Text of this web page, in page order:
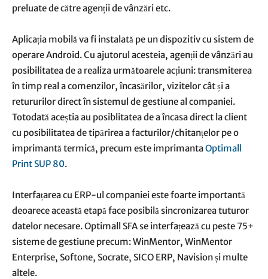
preluate de către agenții de vânzări etc.
Aplicația mobilă va fi instalată pe un dispozitiv cu sistem de
operare Android. Cu ajutorul acesteia, agenții de vânzări au
posibilitatea de a realiza următoarele acțiuni: transmiterea
în timp real a comenzilor, încasărilor, vizitelor cât și a
retururilor direct în sistemul de gestiune al companiei.
Totodată aceștia au posiblitatea de a încasa direct la client
cu posibilitatea de tipărirea a facturilor/chitanțelor pe o
imprimantă termică, precum este imprimantaOptimall
Print SUP 80.
Interfațarea cu ERP-ul companiei este foarte importantă
deoarece această etapă face posibilă sincronizarea tuturor
datelor necesare. Optimall SFA se interfațează cu peste 75+
sisteme de gestiune precum: WinMentor, WinMentor
Enterprise, Softone, Socrate, SICO ERP, Navision și multe
altele.